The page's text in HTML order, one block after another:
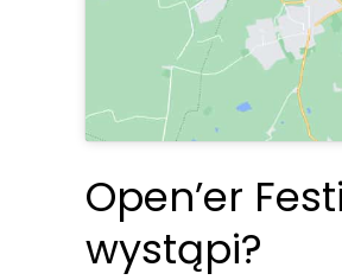
Open’er
wystąpi?